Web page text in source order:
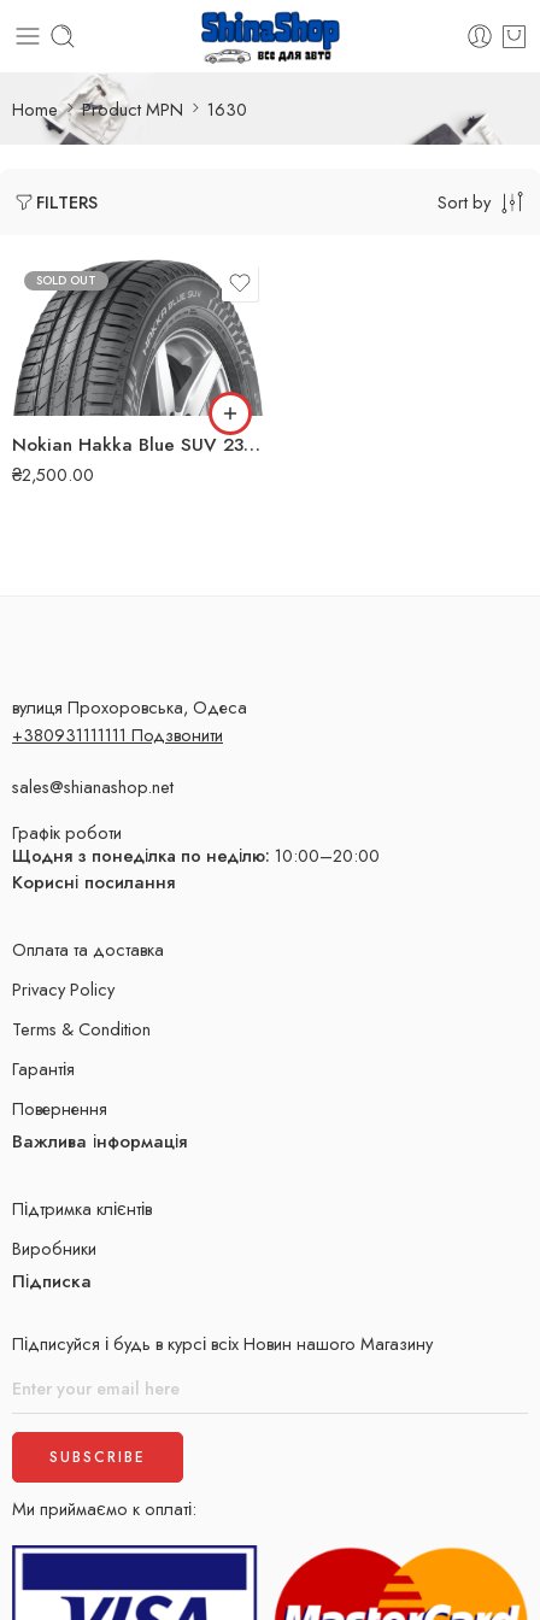
Home Product MPN 1630
FILTERS Sort by
SOLD OUT
Nokian Hakka Blue SUV 235/55 R18 100V літня шина
₴2,500.00
вулиця Прохоровська, Одеса
+380931111111 Подзвонити
sales@shianashop.net
Графік роботи
Щодня з понеділка по неділю: 10:00–20:00
Корисні посилання
Оплата та доставка
Privacy Policy
Terms & Condition
Гарантія
Повернення
Важлива інформація
Підтримка клієнтів
Виробники
Підписка
Підписуйся і будь в курсі всіх Новин нашого Магазину
Ми приймаємо к оплаті: